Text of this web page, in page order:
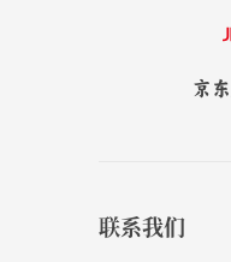
京
联系我们